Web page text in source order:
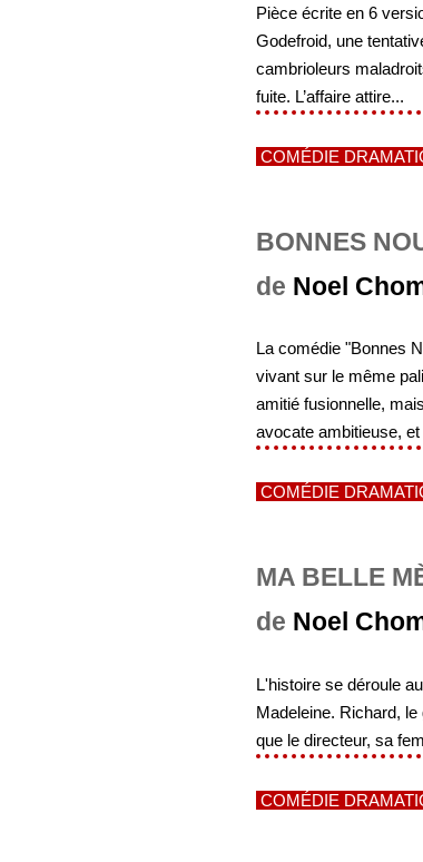
Pièce écrite en 6
Godefroid, une
cambrioleurs
fuite. L’affaire attire...
COMÉDIE
BONNES
de Noel
La comédie "Bonnes
vivant sur le même
amitié fusionnelle,
avocate ambitieuse,
COMÉDIE
MA BELLE
de Noel
L'histoire se déroule
Madeleine. Richard,
que le directeur, sa
COMÉDIE